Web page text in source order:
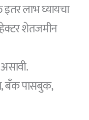
इतर लाभ घ्यायचा
शेतजमीन
बँक पासबुक,